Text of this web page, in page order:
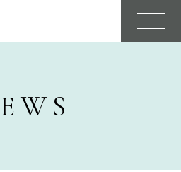
EWS